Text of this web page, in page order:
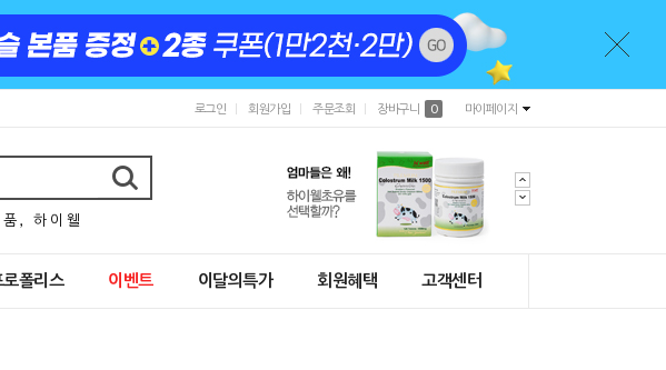
로그인 회원가입 주문조회 장바구니 0 마이페이지
, 하 이 웰
로폴리스 이벤트 이달의특가 회원혜택 고객센터